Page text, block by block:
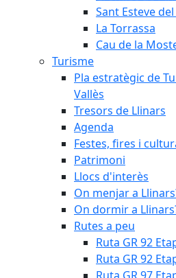
Sant Esteve del
La Torrassa
Cau de la
Turisme
Pla estratègic de
Vallès
Tresors de Llinars
Agenda
Festes, fires i
Patrimoni
Llocs d'interès
On menjar a
On dormir a
Rutes a peu
Ruta GR 92
Ruta GR 92